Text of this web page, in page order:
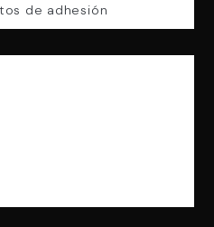
de adhesión